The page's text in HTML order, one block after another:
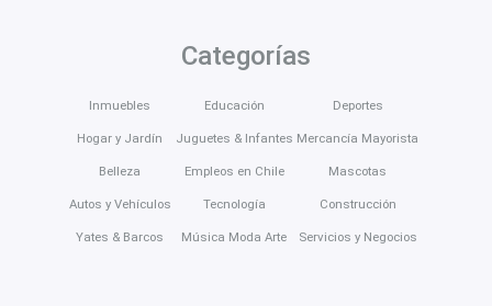
Categorías
Inmuebles
Hogar y Jardín
Belleza
Autos y Vehículos
Yates & Barcos
Educación
Juguetes & Infantes
Empleos en Chile
Tecnología
Música Moda Arte
Deportes
Mercancía Mayorista
Mascotas
Construcción
Servicios y Negocios